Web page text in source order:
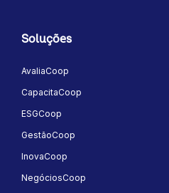
Soluções
AvaliaCoop
CapacitaCoop
ESGCoop
GestãoCoop
InovaCoop
NegóciosCoop